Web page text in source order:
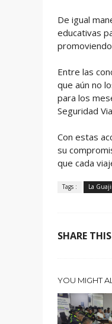
De igual
educativas
Entre las
que aún no
para los
Seguridad
Con estas
su
que cada
Tags : La
SHARE THIS
YOU MIGHT